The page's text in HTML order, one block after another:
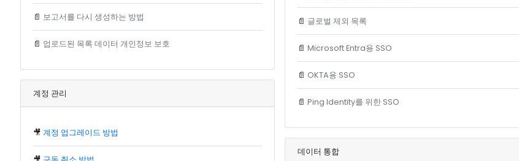
📄 보고서를 다시 생성하는 방법
📄 업로드된 목록 데이터 개인정보 보호
계정 관리
🎥 계정 업그레이드 방법
📄 글로벌 제외 목록
📄Microsoft Entra용 SSO
📄 OKTA용 SSO
📄Ping Identity를 위한 SSO
데이터 통합